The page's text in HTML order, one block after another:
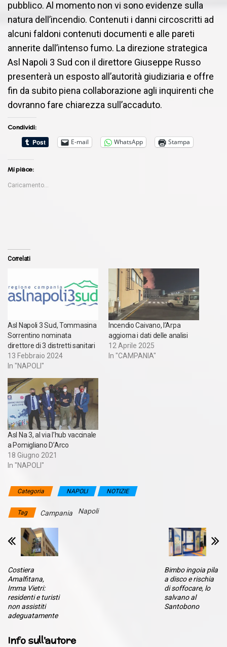
pubblico. Al momento non vi sono evidenze sulla
natura dell’incendio. Contenuti i danni circoscritti ad
alcuni faldoni contenuti documenti e alle pareti
annerite dall’intenso fumo. La direzione strategica
Asl Napoli 3 Sud con il direttore Giuseppe Russo
presenterà un esposto all’autorità giudiziaria e offre
fin da subito piena collaborazione agli inquirenti che
dovranno fare chiarezza sull’accaduto.
Condividi:
E-mail
WhatsApp Stampa
Mi piace:
Caricamento...
Correlati
Asl Napoli 3 Sud, Tommasina
Sorrentino nominata
direttore di 3 distretti sanitari
13 Febbraio 2024
In "NAPOLI"
Incendio Caivano, l’Arpa
aggiorna i dati delle analisi
12 Aprile 2025
In "CAMPANIA"
Asl Na 3, al via l’hub vaccinale
a Pomigliano D’Arco
18 Giugno 2021
In "NAPOLI"
Categoria NAPOLI NOTIZIE
Tag Campania Napoli
Costiera
Amalfitana,
Imma Vietri:
residenti e turisti
non assistiti
adeguatamente
Bimbo ingoia pila
a disco e rischia
di soffocare, lo
salvano al
Santobono
Info sull'autore